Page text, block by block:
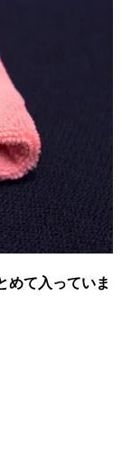
めて入っていま